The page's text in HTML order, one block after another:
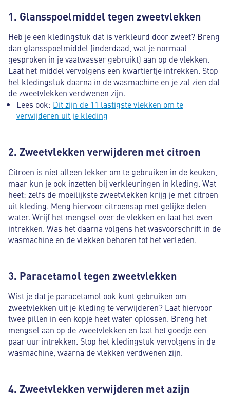
1. Glansspoelmiddel tegen zweetvlekken
Heb je een kledingstuk dat is verkleurd door zweet? Breng
dan glansspoelmiddel (inderdaad, wat je normaal
gesproken in je vaatwasser gebruikt) aan op de vlekken.
Laat het middel vervolgens een kwartiertje intrekken. Stop
het kledingstuk daarna in de wasmachine en je zal zien dat
de zweetvlekken verdwenen zijn.
Lees ook: Dit zijn de 11 lastigste vlekken om te
verwijderen uit je kleding
2. Zweetvlekken verwijderen met citroen
Citroen is niet alleen lekker om te gebruiken in de keuken,
maar kun je ook inzetten bij verkleuringen in kleding. Wat
heet: zelfs de moeilijkste zweetvlekken krijg je met citroen
uit kleding. Meng hiervoor citroensap met gelijke delen
water. Wrijf het mengsel over de vlekken en laat het even
intrekken. Was het daarna volgens het wasvoorschrift in de
wasmachine en de vlekken behoren tot het verleden.
3. Paracetamol tegen zweetvlekken
Wist je dat je paracetamol ook kunt gebruiken om
zweetvlekken uit je kleding te verwijderen? Laat hiervoor
twee pillen in een kopje heet water oplossen. Breng het
mengsel aan op de zweetvlekken en laat het goedje een
paar uur intrekken. Stop het kledingstuk vervolgens in de
wasmachine, waarna de vlekken verdwenen zijn.
4. Zweetvlekken verwijderen met azijn